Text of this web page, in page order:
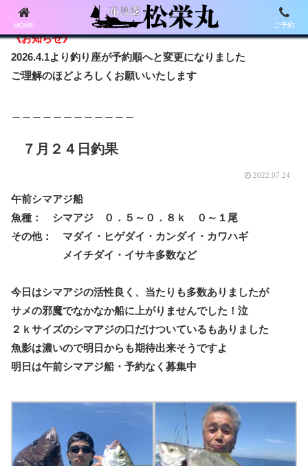
《お知らせ》
2026.4.1より釣り座が予約順へと変更になりました
ご理解のほどよろしくお願いいたします
７月２４日釣果
2022.07.24
午前シマアジ船
魚種： シマアジ ０．５～０．８ｋ ０～１尾
その他： マダイ・ヒゲダイ・カンダイ・カワハギ
メイチダイ・イサキ多数など
今日はシマアジの活性良く、当たりも多数ありましたが
サメの邪魔でなかなか船に上がりませんでした！泣
２ｋサイズのシマアジの口だけついているもありました
魚影は濃いので明日からも期待出来そうですよ
明日は午前シマアジ船・予約なく募集中
HOME ご予約